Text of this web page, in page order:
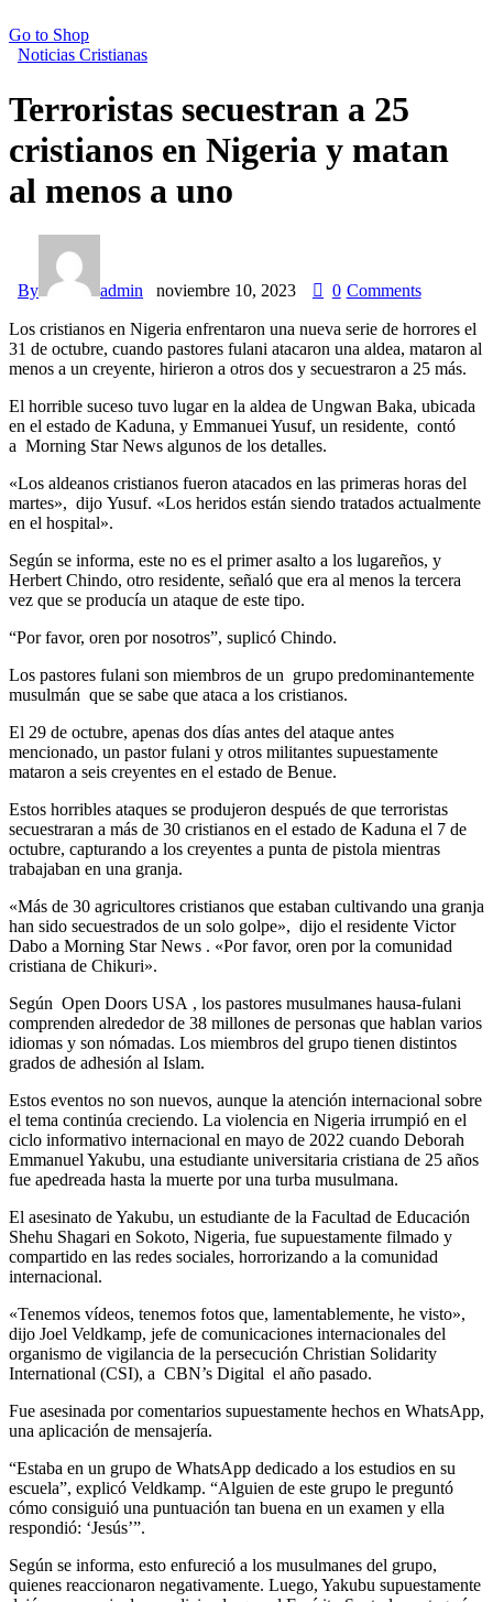
Go to Shop
Noticias Cristianas
Terroristas secuestran a 25
cristianos en Nigeria y matan
al menos a uno
By admin noviembre 10, 2023 0 Comments
Los cristianos en Nigeria enfrentaron una nueva serie de horrores el
31 de octubre, cuando pastores fulani atacaron una aldea, mataron al
menos a un creyente, hirieron a otros dos y secuestraron a 25 más.
El horrible suceso tuvo lugar en la aldea de Ungwan Baka, ubicada
en el estado de Kaduna, y Emmanuei Yusuf, un residente, contó
a Morning Star News algunos de los detalles.
«Los aldeanos cristianos fueron atacados en las primeras horas del
martes», dijo Yusuf. «Los heridos están siendo tratados actualmente
en el hospital».
Según se informa, este no es el primer asalto a los lugareños, y
Herbert Chindo, otro residente, señaló que era al menos la tercera
vez que se producía un ataque de este tipo.
“Por favor, oren por nosotros”, suplicó Chindo.
Los pastores fulani son miembros de un grupo predominantemente
musulmán que se sabe que ataca a los cristianos.
El 29 de octubre, apenas dos días antes del ataque antes
mencionado, un pastor fulani y otros militantes supuestamente
mataron a seis creyentes en el estado de Benue.
Estos horribles ataques se produjeron después de que terroristas
secuestraran a más de 30 cristianos en el estado de Kaduna el 7 de
octubre, capturando a los creyentes a punta de pistola mientras
trabajaban en una granja.
«Más de 30 agricultores cristianos que estaban cultivando una granja
han sido secuestrados de un solo golpe», dijo el residente Victor
Dabo a Morning Star News . «Por favor, oren por la comunidad
cristiana de Chikuri».
Según Open Doors USA , los pastores musulmanes hausa-fulani
comprenden alrededor de 38 millones de personas que hablan varios
idiomas y son nómadas. Los miembros del grupo tienen distintos
grados de adhesión al Islam.
Estos eventos no son nuevos, aunque la atención internacional sobre
el tema continúa creciendo. La violencia en Nigeria irrumpió en el
ciclo informativo internacional en mayo de 2022 cuando Deborah
Emmanuel Yakubu, una estudiante universitaria cristiana de 25 años
fue apedreada hasta la muerte por una turba musulmana.
El asesinato de Yakubu, un estudiante de la Facultad de Educación
Shehu Shagari en Sokoto, Nigeria, fue supuestamente filmado y
compartido en las redes sociales, horrorizando a la comunidad
internacional.
«Tenemos vídeos, tenemos fotos que, lamentablemente, he visto»,
dijo Joel Veldkamp, ​​jefe de comunicaciones internacionales del
organismo de vigilancia de la persecución Christian Solidarity
International (CSI), a CBN’s Digital el año pasado.
Fue asesinada por comentarios supuestamente hechos en WhatsApp,
una aplicación de mensajería.
“Estaba en un grupo de WhatsApp dedicado a los estudios en su
escuela”, explicó Veldkamp. “Alguien de este grupo le preguntó
cómo consiguió una puntuación tan buena en un examen y ella
respondió: ‘Jesús’”.
Según se informa, esto enfureció a los musulmanes del grupo,
quienes reaccionaron negativamente. Luego, Yakubu supuestamente